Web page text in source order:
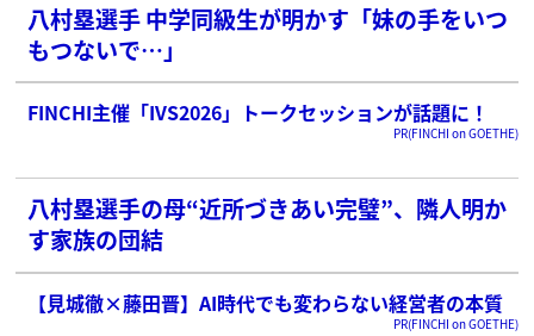
八村塁選手 中学同級生が明かす「妹の手をいつ
もつないで…」
FINCHI主催「IVS2026」トークセッションが話題に！
PR(FINCHI on GOETHE)
八村塁選手の母“近所づきあい完璧”、隣人明か
す家族の団結
【見城徹×藤田晋】AI時代でも変わらない経営者の本質
PR(FINCHI on GOETHE)